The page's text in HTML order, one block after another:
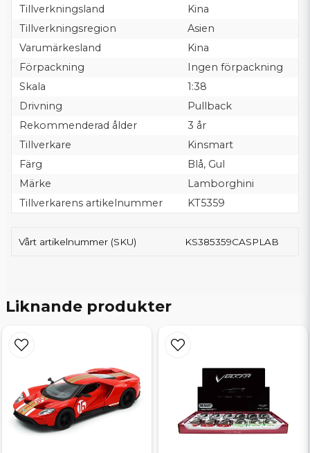
Tillverkningsland
Kina
Tillverkningsregion
Asien
Varumärkesland
Kina
Förpackning
Ingen förpackning
Skala
1:38
Drivning
Pullback
Rekommenderad ålder
3 år
Tillverkare
Kinsmart
Färg
Blå, Gul
Märke
Lamborghini
Tillverkarens artikelnummer
KT5359
Vårt artikelnummer (SKU) KS385359CASPLAB
Liknande produkter